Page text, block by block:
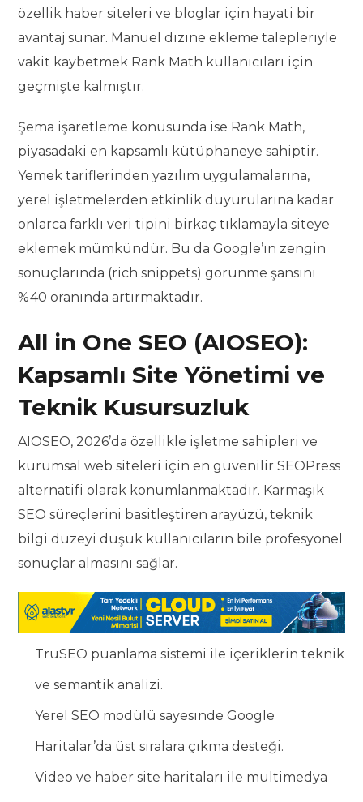
özellik haber siteleri ve bloglar için hayati bir
avantaj sunar. Manuel dizine ekleme talepleriyle
vakit kaybetmek Rank Math kullanıcıları için
geçmişte kalmıştır.
Şema işaretleme konusunda ise Rank Math,
piyasadaki en kapsamlı kütüphaneye sahiptir.
Yemek tariflerinden yazılım uygulamalarına,
yerel işletmelerden etkinlik duyurularına kadar
onlarca farklı veri tipini birkaç tıklamayla siteye
eklemek mümkündür. Bu da Google’ın zengin
sonuçlarında (rich snippets) görünme şansını
%40 oranında artırmaktadır.
All in One SEO (AIOSEO):
Kapsamlı Site Yönetimi ve
Teknik Kusursuzluk
AIOSEO, 2026’da özellikle işletme sahipleri ve
kurumsal web siteleri için en güvenilir SEOPress
alternatifi olarak konumlanmaktadır. Karmaşık
SEO süreçlerini basitleştiren arayüzü, teknik
bilgi düzeyi düşük kullanıcıların bile profesyonel
sonuçlar almasını sağlar.
TruSEO puanlama sistemi ile içeriklerin teknik
ve semantik analizi.
Yerel SEO modülü sayesinde Google
Haritalar’da üst sıralara çıkma desteği.
Video ve haber site haritaları ile multimedya